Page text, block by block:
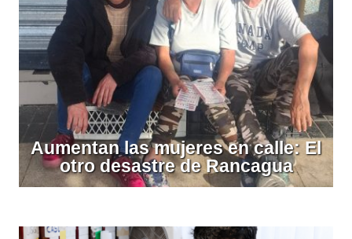
Aumentan las mujeres en calle: El
otro desastre de Rancagua